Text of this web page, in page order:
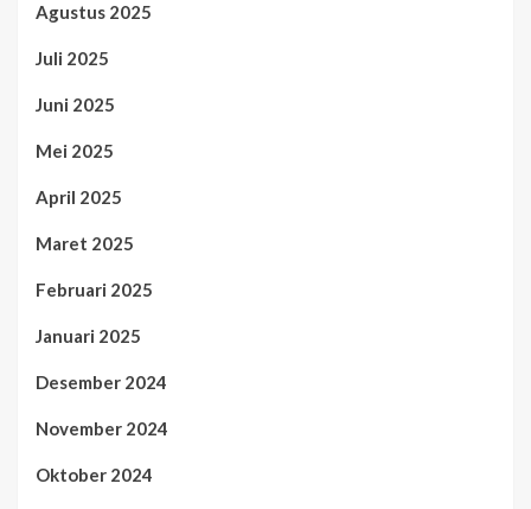
Agustus 2025
Juli 2025
Juni 2025
Mei 2025
April 2025
Maret 2025
Februari 2025
Januari 2025
Desember 2024
November 2024
Oktober 2024